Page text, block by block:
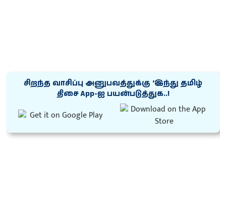
சிறந்த வாசிப்பு அனுபவத்துக்கு ‘இந்து தமிழ்
திசை App-ஐ பயன்படுத்துக..!